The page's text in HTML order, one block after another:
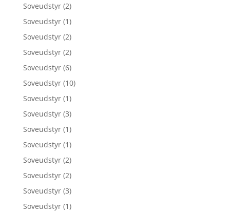
Soveudstyr (2)
Soveudstyr (1)
Soveudstyr (2)
Soveudstyr (2)
Soveudstyr (6)
Soveudstyr (10)
Soveudstyr (1)
Soveudstyr (3)
Soveudstyr (1)
Soveudstyr (1)
Soveudstyr (2)
Soveudstyr (2)
Soveudstyr (3)
Soveudstyr (1)